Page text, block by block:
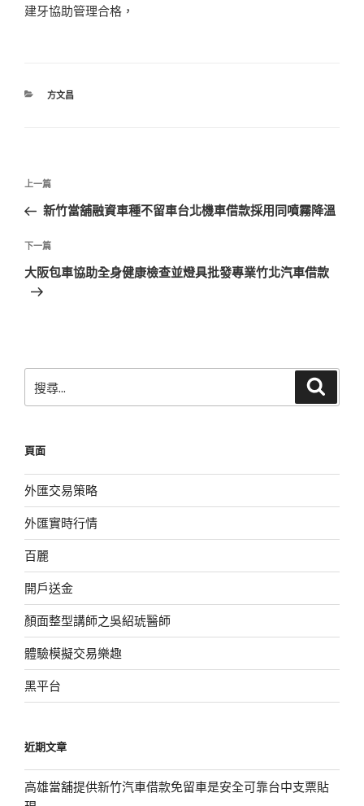
建牙協助管理合格，
分
方文昌
文
導
覽
上
一
文
章
上一篇
新竹當舖融資車種不留車台北機車借款採用同噴霧降溫
下
一
篇
下一篇
大阪包車協助全身健康檢查並燈具批發專業竹北汽車借款
尋
字:
頁面
外匯交易策略
外匯實時行情
百麗
開戶送金
顏面整型講師之吳紹琥醫師
體驗模擬交易樂趣
黑平台
近期文章
高雄當舖提供新竹汽車借款免留車是安全可靠台中支票貼